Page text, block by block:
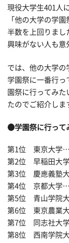
現役大学生401人
「他の大学の学
半数を上回りまし
興味がない人も意
では、他の大学の
学園祭に一番行っ
園祭に行ってみ
たのでご紹介しま
●学園祭に行って
第1位 東京大学
第2位 早稲田大
第3位 慶應義塾
第4位 京都大学
第5位 青山学院
第6位 東京農業
第7位 同志社大
第8位 西南学院